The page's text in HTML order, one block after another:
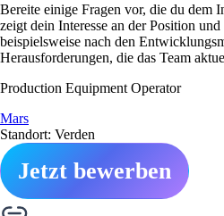
Bereite einige Fragen vor, die du dem
zeigt dein Interesse an der Position
beispielsweise nach den
Herausforderungen, die das Team
Production Equipment Operator
Mars
Standort: Verden
Jetzt bewerben